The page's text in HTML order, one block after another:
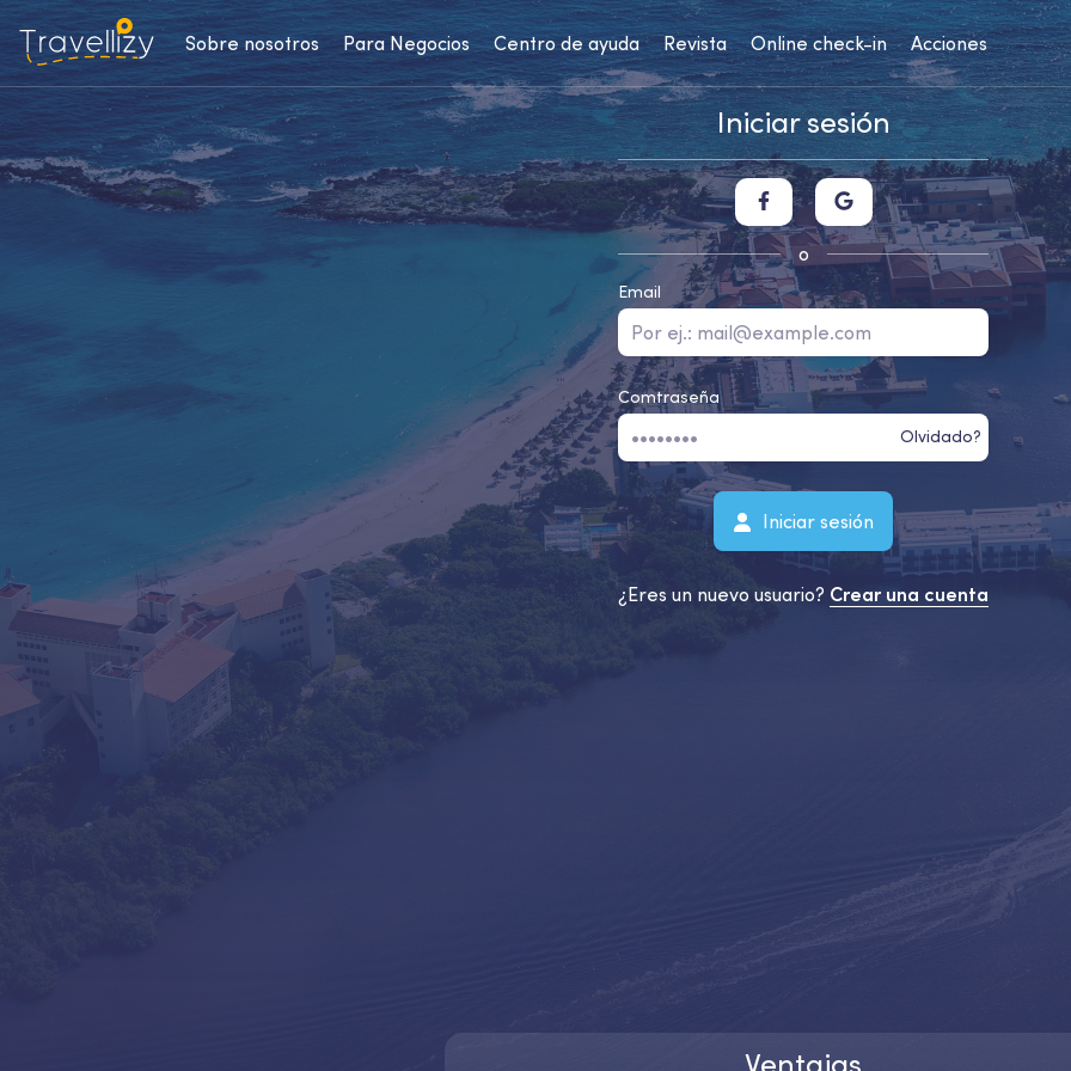
Sobre nosotros Para Negocios Centro de ayuda Revista Online check-in Acciones
Iniciar sesión
o
Email
Comtraseña
Olvidado?
Iniciar sesión
¿Eres un nuevo usuario? Crear una cuenta